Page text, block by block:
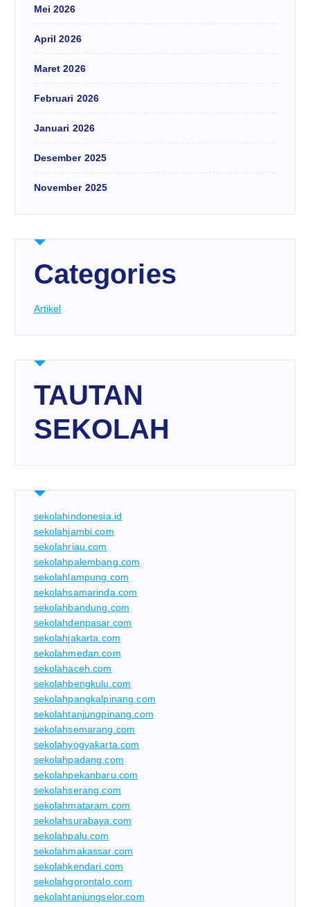
Mei 2026
April 2026
Maret 2026
Februari 2026
Januari 2026
Desember 2025
November 2025
Categories
Artikel
TAUTAN
SEKOLAH
sekolahindonesia.id
sekolahjambi.com
sekolahriau.com
sekolahpalembang.com
sekolahlampung.com
sekolahsamarinda.com
sekolahbandung.com
sekolahdenpasar.com
sekolahjakarta.com
sekolahmedan.com
sekolahaceh.com
sekolahbengkulu.com
sekolahpangkalpinang.com
sekolahtanjungpinang.com
sekolahsemarang.com
sekolahyogyakarta.com
sekolahpadang.com
sekolahpekanbaru.com
sekolahserang.com
sekolahmataram.com
sekolahsurabaya.com
sekolahpalu.com
sekolahmakassar.com
sekolahkendari.com
sekolahgorontalo.com
sekolahtanjungselor.com